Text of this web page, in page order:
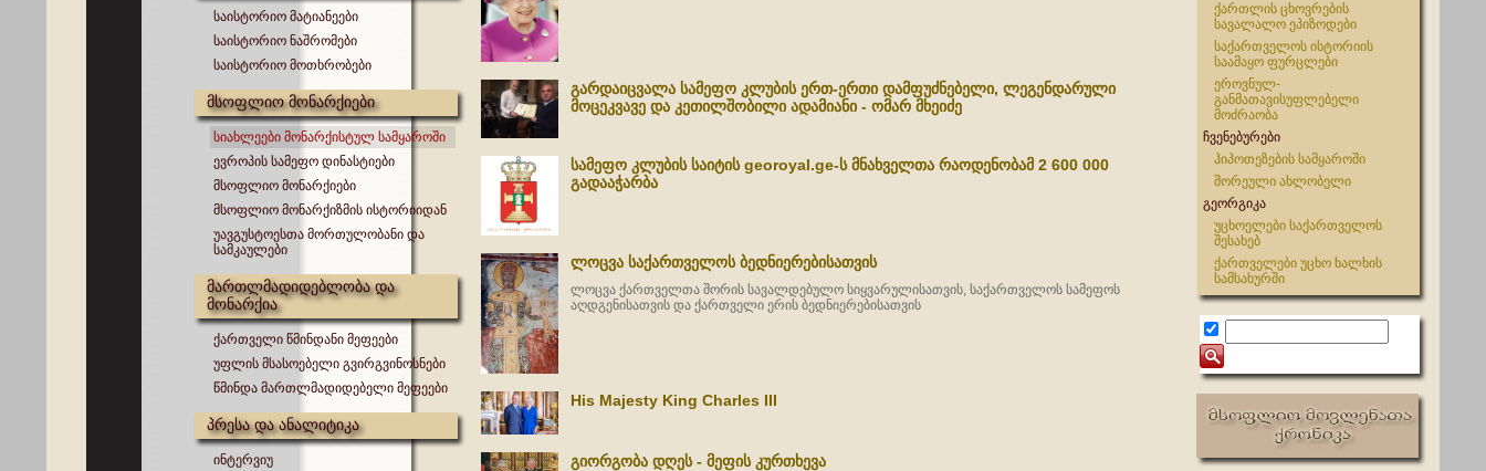
საისტორიო მატიანეები
საისტორიო ნაშრომები
საისტორიო მოთხრობები
მსოფლიო მონარქიები
სიახლეები მონარქისტულ სამყაროში
ევროპის სამეფო დინასტიები
მსოფლიო მონარქიები
მსოფლიო მონარქიზმის ისტორიიდან
უავგუსტოესთა მორთულობანი და
სამკაულები
მართლმადიდებლობა და
მონარქია
ქართველი წმინდანი მეფეები
უფლის მსასოებელი გვირგვინოსნები
წმინდა მართლმადიდებელი მეფეები
პრესა და ანალიტიკა
ინტერვიუ
გარდაიცვალა სამეფო კლუბის ერთ-ერთი დამფუძნებელი, ლეგენდარული
მოცეკვავე და კეთილშობილი ადამიანი - ომარ მხეიძე
სამეფო კლუბის საიტის georoyal.ge-ს მნახველთა რაოდენობამ 2 600 000
გადააჭარბა
ლოცვა საქართველოს ბედნიერებისათვის
ლოცვა ქართველთა შორის სავალდებულო სიყვარულისათვის, საქართველოს სამეფოს
აღდგენისათვის და ქართველი ერის ბედნიერებისათვის
His Majesty King Charles III
გიორგობა დღეს - მეფის კურთხევა
ქართლის ცხოვრების
სავალალო ეპიზოდები
საქართველოს ისტორიის
საამაყო ფურცლები
ეროვნულ-
განმათავისუფლებელი
მოძრაობა
ჩვენებურები
ჰიპოთეზების სამყაროში
შორეული ახლობელი
გეორგიკა
უცხოელები საქართველოს
შესახებ
ქართველები უცხო ხალხის
სამსახურში